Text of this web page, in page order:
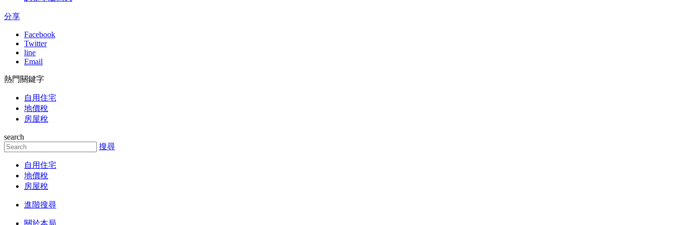
分享
Facebook
Twitter
line
Email
熱門關鍵字
自用住宅
地價稅
房屋稅
search
搜尋
自用住宅
地價稅
房屋稅
進階搜尋
關於本局